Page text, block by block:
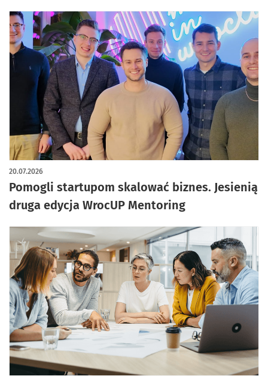
Pomogli startupom skalować biznes. Jesienią
druga edycja WrocUP Mentoring
20.07.2026